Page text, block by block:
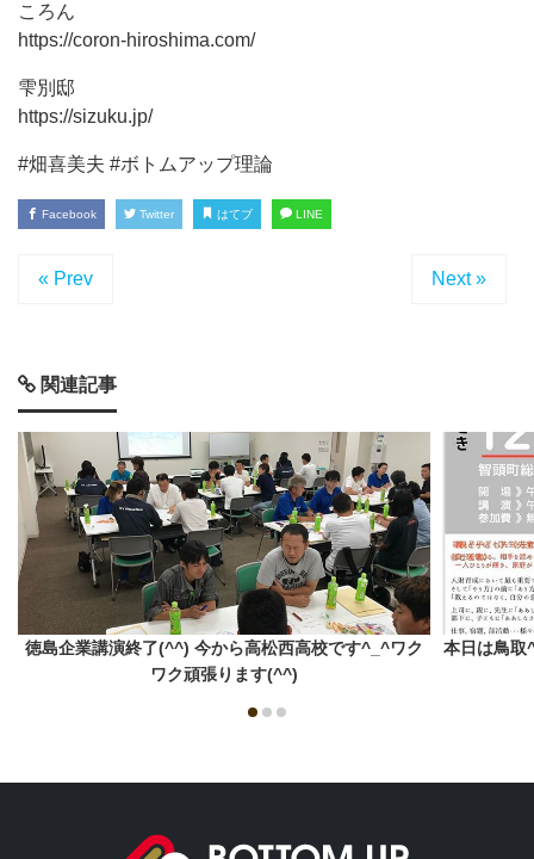
ころん
https://coron-hiroshima.com/
雫別邸
https://sizuku.jp/
#畑喜美夫 #ボトムアップ理論
Facebook Twitter はてブ LINE
« Prev Next »
関連記事
徳島企業講演終了(^^) 今から高松西高校です^_^ワク
ワク頑張ります(^^)
本日は鳥取